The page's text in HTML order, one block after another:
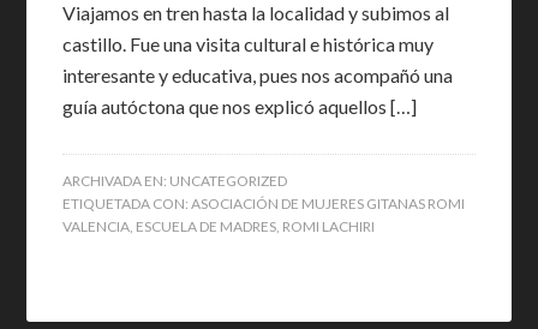
Viajamos en tren hasta la localidad y subimos al
castillo. Fue una visita cultural e histórica muy
interesante y educativa, pues nos acompañó una
guía autóctona que nos explicó aquellos […]
ARCHIVADA EN: UNCATEGORIZED
ETIQUETADA CON:ASOCIACIÓN DE MUJERES GITANAS ROMI
VALENCIA, ESCUELA DE MADRES, ROMI LACHIRI